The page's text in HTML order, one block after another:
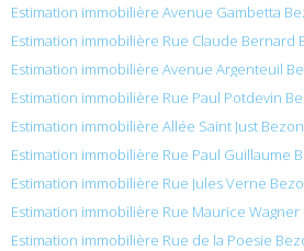
Estimation immobilière Avenue Gambetta
Estimation immobilière Rue Claude Bernard
Estimation immobilière Avenue Argenteuil
Estimation immobilière Rue Paul Potdevin
Estimation immobilière Allée Saint Just
Estimation immobilière Rue Paul Guillaume
Estimation immobilière Rue Jules Verne
Estimation immobilière Rue Maurice Wagner
Estimation immobilière Rue de la Poesie